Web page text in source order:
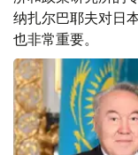
纳扎尔巴耶夫对日
也非常重要。